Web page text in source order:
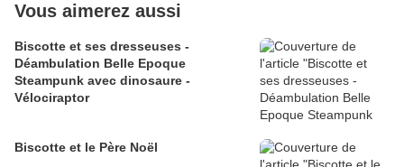
Vous aimerez aussi
Biscotte et ses dresseuses -
Déambulation Belle Epoque
Steampunk avec dinosaure -
Vélociraptor
Biscotte et le Père Noël